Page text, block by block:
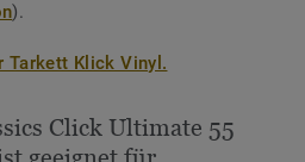
).
Tarkett Klick Vinyl.
Click Ultimate 55